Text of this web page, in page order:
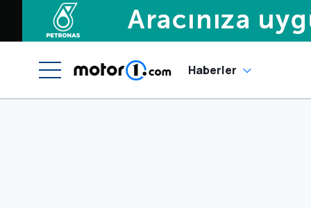
Haberler